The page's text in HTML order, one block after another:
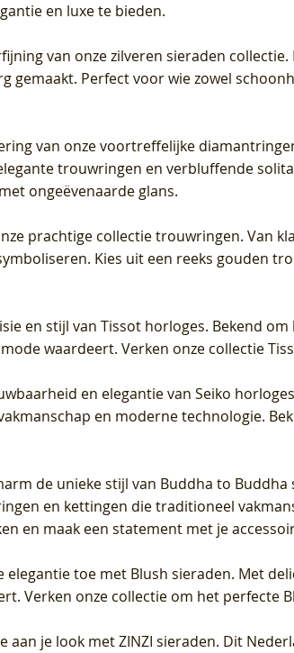
en luxe te bieden.
van onze zilveren sieraden
gemaakt. Perfect voor wie zowel
van onze voortreffelijke
trouwringen en verbluffende
ongeëvenaarde glans.
prachtige collectie trouwringen. Van
Kies uit een reeks gouden
en stijl van Tissot horloges. Bekend
waardeert. Verken onze collectie
en elegantie van Seiko
en moderne technologie.
de unieke stijl van Buddha to
en kettingen die traditioneel
en maak een statement met je
elegantie toe met Blush sieraden. Met
Verken onze collectie om het perfecte
aan je look met ZINZI sieraden. Dit